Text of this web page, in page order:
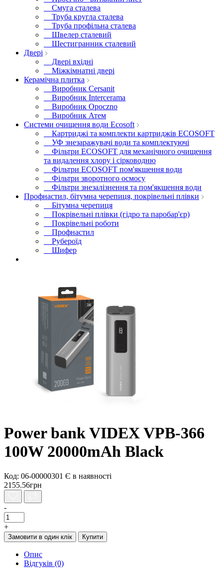
Смуга сталева
Труба кругла сталева
Труба профільна сталева
Швелер сталевий
Шестигранник сталевий
Двері
Двері вхідні
Міжкімнатні двері
Керамічна плитка
Виробник Cersanit
Виробник Intercerama
Виробник Opoczno
Виробник Атем
Системи очищення води Ecosoft
Картриджі та комплекти картриджів ECOSOFT
УФ знезаражувачі води та комплектуючі
Фільтри ECOSOFT для механічного очищення
та видалення хлору і сірководню
Фільтри ECOSOFT пом'якшення води
Фільтри зворотного осмосу
Фільтри знезалізнення та пом'якшення води
Профнастил, бітумна черепиця, покрівельні плівки
Бітумна черепиця
Покрівельні плівки (гідро та паробар'єр)
Покрівельні роботи
Профнастил
Рубероїд
Шифер
Power bank VIDEX VPB-366
100W 20000mAh Black
Код: 06-00000301 Є в наявності
2155.56грн
-
+
Замовити в один клік Купити
Опис
Відгуків (0)